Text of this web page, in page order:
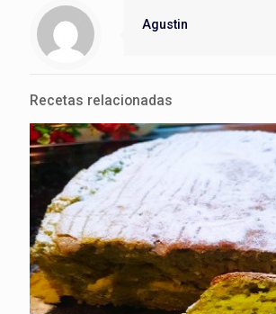
Agustin
Recetas relacionadas